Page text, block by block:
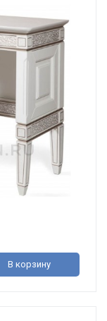
В корзину